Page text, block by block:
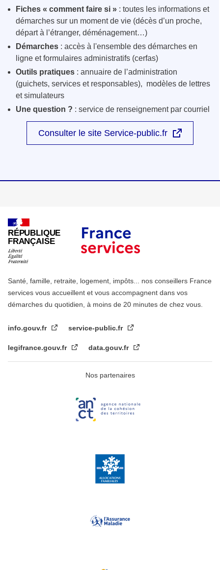
Fiches « comment faire si » : toutes les informations et
démarches sur un moment de vie (décès d’un proche,
départ à l’étranger, déménagement…)
Démarches : accès à l'ensemble des démarches en
ligne et formulaires administratifs (cerfas)
Outils pratiques : annuaire de l’administration
(guichets, services et responsables), modèles de lettres
et simulateurs
Une question ? : service de renseignement par courriel
Consulter le site Service-public.fr
RÉPUBLIQUE
FRANÇAISE
Santé, famille, retraite, logement, impôts... nos conseillers France
services vous accueillent et vous accompagnent dans vos
démarches du quotidien, à moins de 20 minutes de chez vous.
info.gouv.fr service-public.fr
legifrance.gouv.fr data.gouv.fr
Nos partenaires